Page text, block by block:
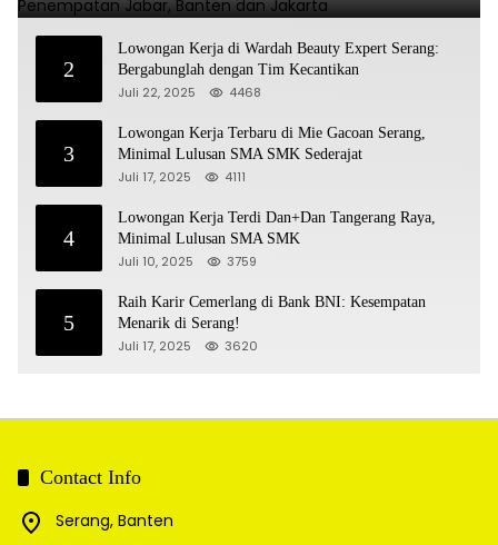
2
Lowongan Kerja di Wardah Beauty Expert Serang:
Bergabunglah dengan Tim Kecantikan
Juli 22, 2025 4468
3
Lowongan Kerja Terbaru di Mie Gacoan Serang,
Minimal Lulusan SMA SMK Sederajat
Juli 17, 2025 4111
4
Lowongan Kerja Terdi Dan+Dan Tangerang Raya,
Minimal Lulusan SMA SMK
Juli 10, 2025 3759
5
Raih Karir Cemerlang di Bank BNI: Kesempatan
Menarik di Serang!
Juli 17, 2025 3620
Contact Info
Serang, Banten